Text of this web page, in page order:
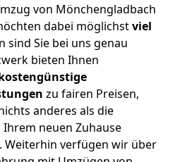
von Mönchengladbach
dabei möglichstviel
sind Sie bei uns genau
bieten Ihnen
zu fairen Preisen,
anderes als die
neuen Zuhause
Weiterhin verfügen wir über